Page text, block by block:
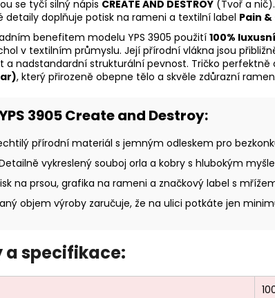
se tyčí silný nápis CREATE AND DESTROY (Tvoř a
detaily doplňuje potisk na rameni a textilní label Pain &
benefitem modelu YPS 3905 použití 100%
v textilním průmyslu. Její přírodní vlákna jsou
a nadstandardní strukturální pevnost. Tričko
, který přirozeně obepne tělo a skvěle zdůrazní
3905 Create and Destroy:
přírodní materiál s jemným odleskem pro
vykreslený souboj orla a kobry s hlubokým
na prsou, grafika na rameni a značkový label s
objem výroby zaručuje, že na ulici potkáte jen
specifikace: